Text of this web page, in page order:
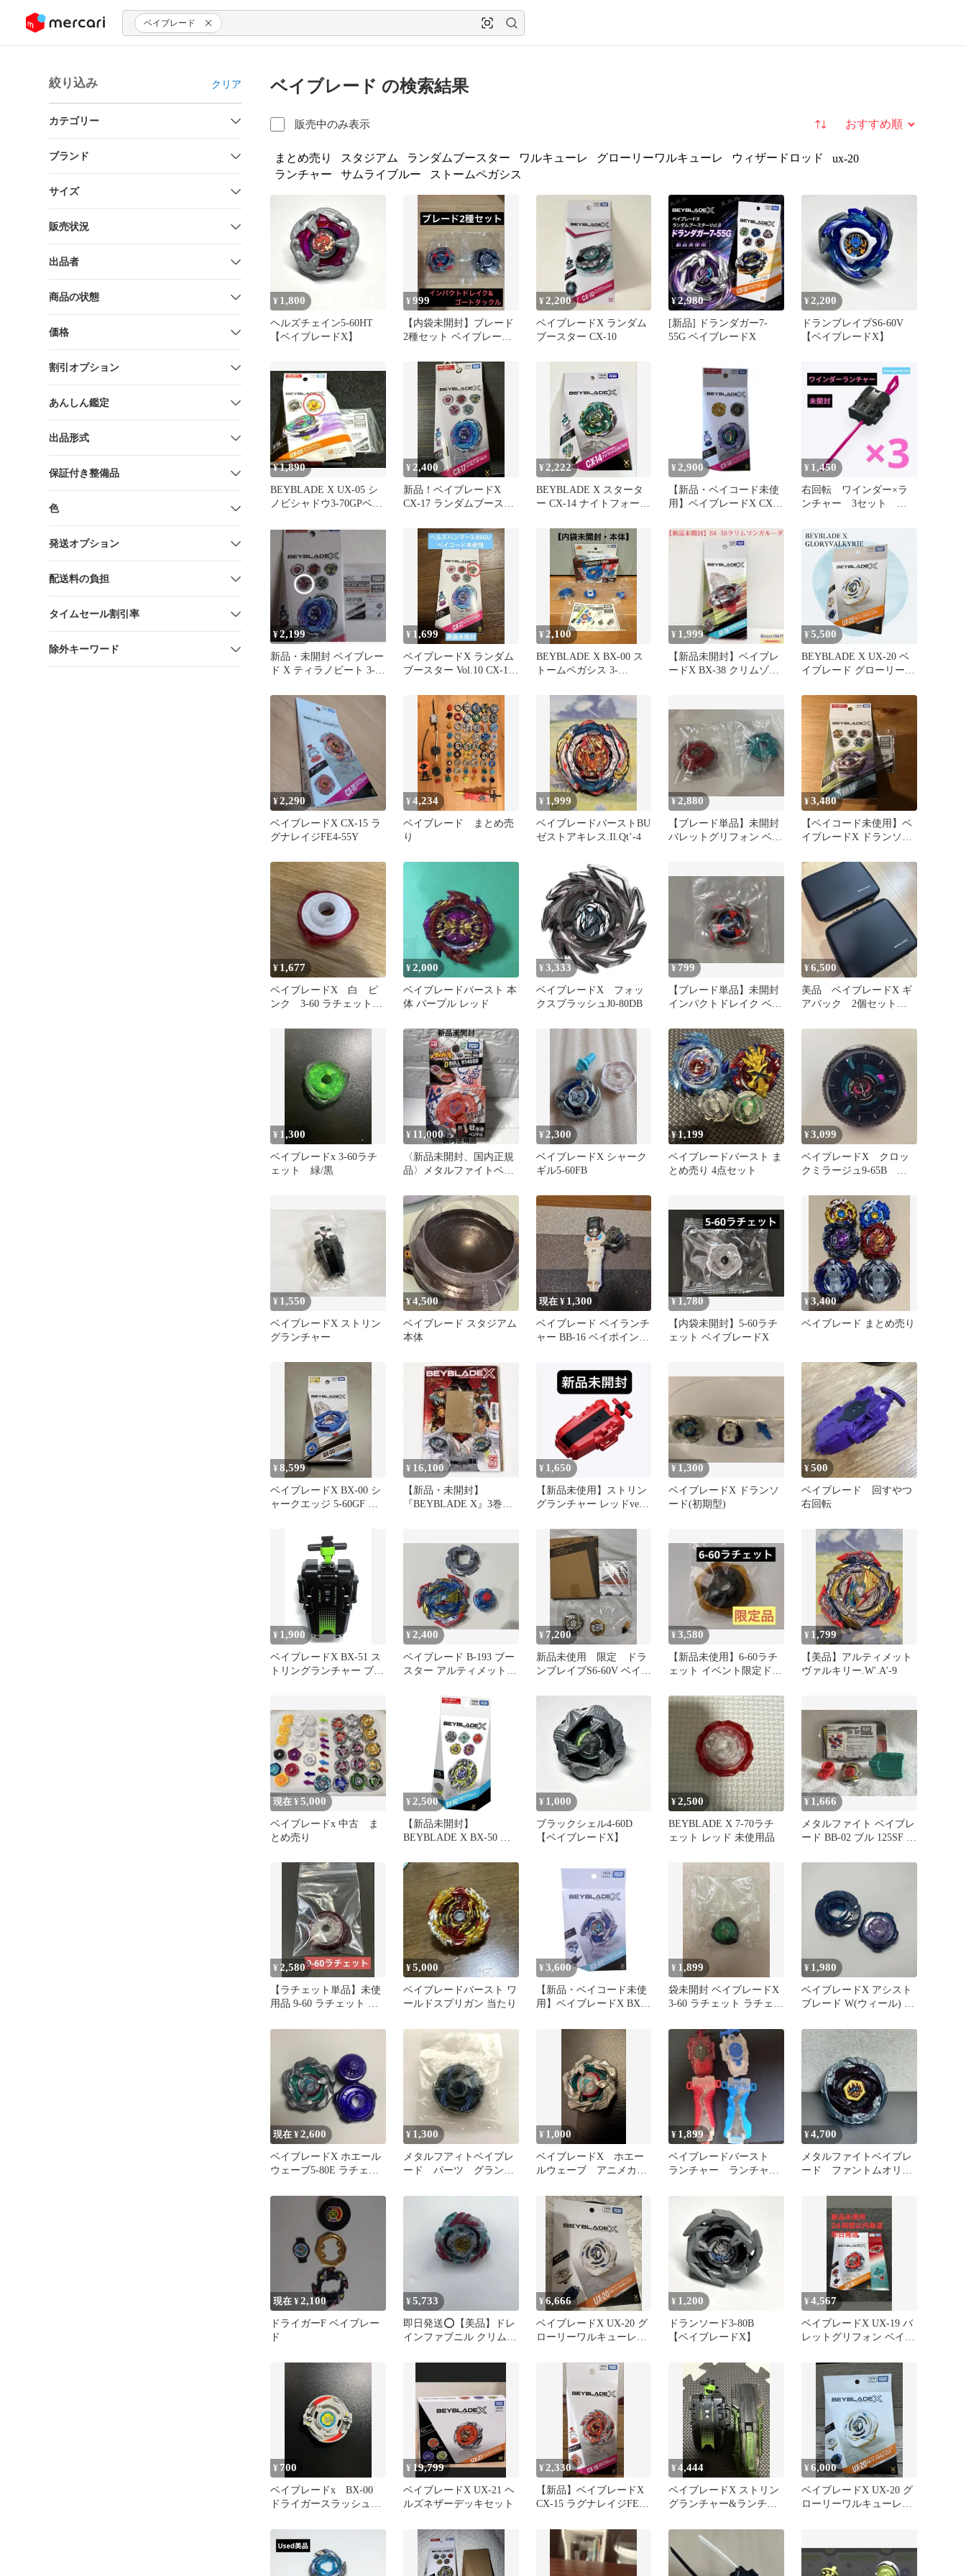
ツにスキップ ベイブレード
絞り込み クリア
カテゴリー
ブランド
サイズ
販売状況
出品者
商品の状態
価格
割引オプション
あんしん鑑定
出品形式
保証付き整備品
色
発送オプション
配送料の負担
タイムセール割引率
除外キーワード
ベイブレード の検索結果
販売中のみ表示 並び替え
まとめ売り スタジアム ランダムブースター ワルキューレ グローリーワルキューレ ウィザードロッド
ux-20
ランチャー
サムライブルー ストームペガシス
¥ 1,800
ヘルズチェイン5-60HT
【ベイブレードX】
¥999
【内袋未開封】ブレード
2種セット ベイブレード
¥2,200
ベイブレードX ランダム
ブースター CX-10
¥2,980
[新品] ドランダガー7-
55G ベイブレードX
¥2,200
ドランブレイブS6-60V
【ベイブレードX】
¥1,890
BEYBLADE X UX-05 シ
ノビシャドウ3-70GPベイ
¥ 2,400
新品！ベイブレードX
CX-17 ランダムブースタ
¥ 2,222
BEYBLADE X スタータ
ー CX-14 ナイトフォート
¥ 2,900
【新品・ベイコード未使
用】ベイブレードX CX-
クト
¥ 1,450
右回転 ワインダー×ラ
ンチャー 3セット 未
¥2,199
新品・未開封 ベイブレー
ド X ティラノビート 3-
¥ 1,699
ベイブレードX ランダム
ブースター Vol.10 CX-17
¥ 2,100
BEYBLADE X BX-00 ス
トームペガシス 3-
¥ 1,999
【新品未開封】ベイブレ
ードX BX-38 クリムゾン
¥5,500
BEYBLADE X UX-20 ベ
イブレード グローリーワ
ート：ホワイト
¥2,290
ベイブレードX CX-15 ラ
グナレイジFE4-55Y
¥4,234
ベイブレード まとめ売
り
¥ 1,999
ベイブレードバーストBU
ゼストアキレス.Il.Qt’-4
¥ 2,880
【ブレード単品】未開封
バレットグリフォン ベイ
¥3,480
【ベイコード未使用】ベ
イブレードX ドランソー
¥ 1,677
ベイブレードX 白 ピ
ンク 3-60 ラチェットの
¥2,000
ベイブレードバースト 本
体 パープル レッド
¥ 3,333
ベイブレードX フォッ
クスブラッシュJ0-80DB
¥ 799
【ブレード単品】未開封
インパクトドレイク ベイ
¥6,500
美品 ベイブレードX ギ
アバック 2個セット販
¥ 1,300
ベイブレードx 3-60ラチ
ェット 緑/黒
¥ 11,000
〈新品未開封、国内正規
品〉メタルファイトベイ
H145SD
¥ 2,300
ベイブレードX シャーク
ギル5-60FB
¥1,199
ベイブレードバースト ま
とめ売り 4点セット
¥3,099
ベイブレードX クロッ
クミラージュ9-65B グ
¥ 1,550
ベイブレードX ストリン
グランチャー
¥4,500
ベイブレード スタジアム
本体
現在 ¥1,300
ベイブレード ベイランチ
ャー BB-16 ベイポインタ
¥1,780
【内袋未開封】5-60ラチ
ェット ベイブレードX
¥3,400
ベイブレード まとめ売り
¥8,599
ベイブレードX BX-00 シ
ャークエッジ 5-60GF メ
¥ 16,100
【新品・未開封】
『BEYBLADE X』3巻フ
¥ 1,650
【新品未使用】ストリン
グランチャー レッドver.
¥ 1,300
ベイブレードX ドランソ
ード(初期型)
¥500
ベイブレード 回すやつ
右回転
¥ 1,900
ベイブレードX BX-51 ス
トリングランチャー ブラ
¥ 2,400
ベイブレード B-193 ブー
スター アルティメットヴ
¥ 7,200
新品未使用 限定 ドラ
ンブレイブS6-60V ベイブ
¥3,580
【新品未使用】6-60ラチ
ェット イベント限定ドラ
X
¥ 1,799
【美品】アルティメット
ヴァルキリー.W'.A'-9
現在 ¥5,000
ベイブレードx 中古 ま
とめ売り
¥ 2,500
【新品未開封】
BEYBLADE X BX-50 ラ
¥ 1,000
ブラックシェル4-60D
【ベイブレードX】
¥2,500
BEYBLADE X 7-70ラチ
ェット レッド 未使用品
¥ 1,666
メタルファイト ベイブレ
ード BB-02 ブル 125SF 中
¥2,580
【ラチェット単品】未使
用品 9-60 ラチェット レ
¥5,000
ベイブレードバースト ワ
ールドスプリガン 当たり
¥ 3,600
【新品・ベイコード未使
用】ベイブレードX BX-
¥ 1,899
袋未開封 ベイブレードX
3-60 ラチェット ラチェッ
¥ 1,980
ベイブレードX アシスト
ブレード W(ウィール) ブ
ー
現在 ¥2,600
ベイブレードX ホエール
ウェーブ5-80E ラチェッ
¥ 1,300
メタルフアィトベイブレ
ード パーツ グランド
¥ 1,000
ベイブレードX ホエー
ルウェーブ アニメカラ
¥ 1,899
ベイブレードバースト
ランチャー ランチャー
¥4,700
メタルファイトベイブレ
ード ファントムオリオ
現在 ¥2,100
ドライガーF ベイブレー
ド
¥5,733
即日発送⭕️【美品】ドレ
インファブニル クリムゾ
バースト
¥6,666
ベイブレードX UX-20 グ
ローリーワルキューレLF
¥ 1,200
ドランソード3-80B
【ベイブレードX】
¥4,567
ベイブレードX UX-19 バ
レットグリフォン ベイコ
¥ 700
ベイブレードx BX-00
ドライガースラッシュ
¥ 19,799
ベイブレードX UX-21 ヘ
ルズネザーデッキセット
¥2,330
【新品】ベイブレードX
CX-15 ラグナレイジFE4-
¥4,444
ベイブレードX ストリン
グランチャー&ランチャ
リーン
¥6,000
ベイブレードX UX-20 グ
ローリーワルキューレLF